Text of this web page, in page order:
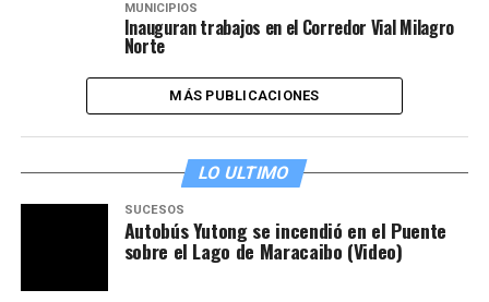
MUNICIPIOS
Inauguran trabajos en el Corredor Vial Milagro
Norte
MÁS PUBLICACIONES
LO ULTIMO
SUCESOS
Autobús Yutong se incendió en el Puente
sobre el Lago de Maracaibo (Video)